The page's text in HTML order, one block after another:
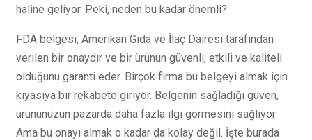
haline geliyor. Peki, neden bu kadar önemli?
FDA belgesi, Amerikan Gıda ve İlaç Dairesi tarafından
verilen bir onaydır ve bir ürünün güvenli, etkili ve kaliteli
olduğunu garanti eder. Birçok firma bu belgeyi almak için
kıyasıya bir rekabete giriyor. Belgenin sağladığı güven,
ürününüzün pazarda daha fazla ilgi görmesini sağlıyor.
Ama bu onayı almak o kadar da kolay değil. İşte burada